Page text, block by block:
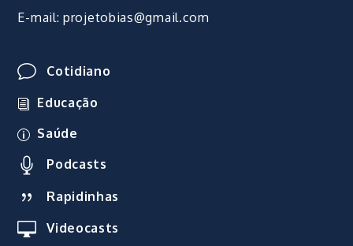
E-mail: projetobias@gmail.com
Cotidiano
Educação
Saúde
Podcasts
Rapidinhas
Videocasts